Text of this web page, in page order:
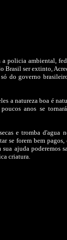
a policia ambiental,
Brasil ser extinto,
do governo
a natureza boa é
anos se
e tromba d'agua
se forem bem pagos,
ajuda poderemos
criatura.